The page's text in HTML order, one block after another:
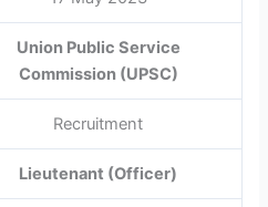
Union Public Service
Commission (UPSC)
Recruitment
Lieutenant (Officer)